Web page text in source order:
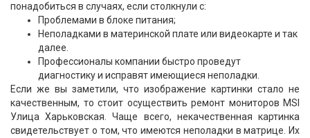
понадобиться в случаях, если столкнули с:
Проблемами в блоке питания;
Неполадками в материнской плате или видеокарте и так
далее.
Профессионалы компании быстро проведут
диагностику и исправят имеющиеся неполадки.
Если же вы заметили, что изображение картинки стало не
качественным, то стоит осуществить ремонт мониторов MSI
Улица Харьковская. Чаще всего, некачественная картинка
свидетельствует о том, что имеются неполадки в матрице. Их